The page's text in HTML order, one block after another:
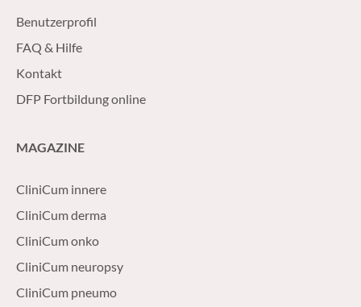
Benutzerprofil
FAQ & Hilfe
Kontakt
DFP Fortbildung online
MAGAZINE
CliniCum innere
CliniCum derma
CliniCum onko
CliniCum neuropsy
CliniCum pneumo